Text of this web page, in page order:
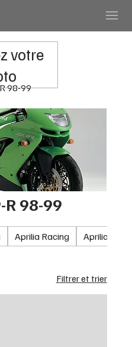
98-99
98-99
Aprilia Racing Aprilia
Filtrer et trier
votre